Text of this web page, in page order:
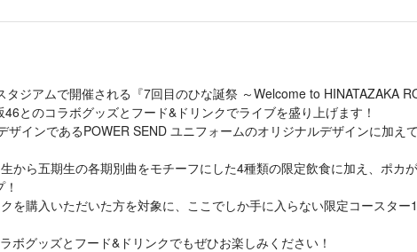
ジアムで開催される『7回目のひな誕祭 ～Welcome to HINATAZAKA
とのコラボグッズとフード&ドリンクでライブを盛り上げます！
ザインであるPOWER SEND ユニフォームのオリジナルデザインに加え
から五期生の各期別曲をモチーフにした4種類の限定飲食に加え、ポカ
を購入いただいた方を対象に、ここでしか手に入らない限定コースター
ボグッズとフード&ドリンクでもぜひお楽しみください！